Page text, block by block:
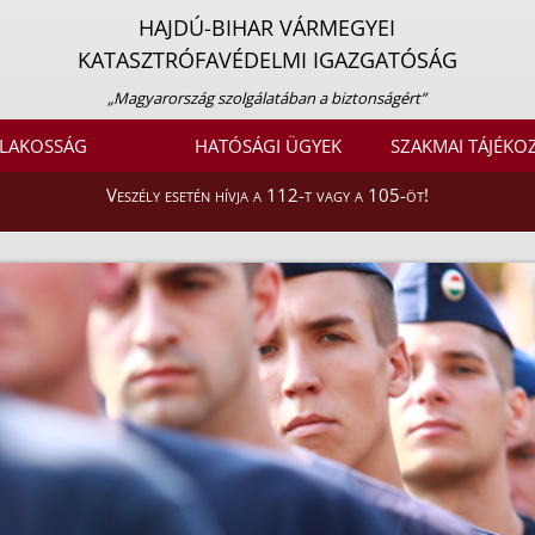
HAJDÚ-BIHAR VÁRMEGYEI
KATASZTRÓFAVÉDELMI IGAZGATÓSÁG
„Magyarország szolgálatában a biztonságért”
LAKOSSÁG HATÓSÁGI ÜGYEK SZAKMAI
Veszély esetén hívja a 112-t vagy a 105-öt!